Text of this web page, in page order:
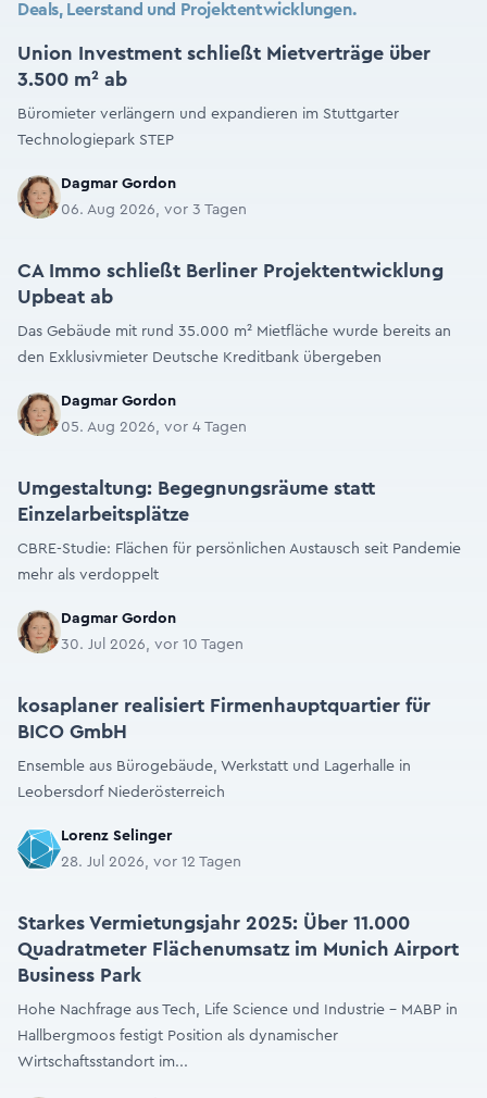
Deals, Leerstand und Projektentwicklungen.
Union Investment schließt Mietverträge über
3.500 m² ab
Büromieter verlängern und expandieren im Stuttgarter
Technologiepark STEP
Dagmar Gordon
06. Aug 2026, vor 3 Tagen
CA Immo schließt Berliner Projektentwicklung
Upbeat ab
Das Gebäude mit rund 35.000 m² Mietfläche wurde bereits an
den Exklusivmieter Deutsche Kreditbank übergeben
Dagmar Gordon
05. Aug 2026, vor 4 Tagen
Umgestaltung: Begegnungsräume statt
Einzelarbeitsplätze
CBRE-Studie: Flächen für persönlichen Austausch seit Pandemie
mehr als verdoppelt
Dagmar Gordon
30. Jul 2026, vor 10 Tagen
kosaplaner realisiert Firmenhauptquartier für
BICO GmbH
Ensemble aus Bürogebäude, Werkstatt und Lagerhalle in
Leobersdorf Niederösterreich
Lorenz Selinger
28. Jul 2026, vor 12 Tagen
Starkes Vermietungsjahr 2025: Über 11.000
Quadratmeter Flächenumsatz im Munich Airport
Business Park
Hohe Nachfrage aus Tech, Life Science und Industrie – MABP in
Hallbergmoos festigt Position als dynamischer
Wirtschaftsstandort im...